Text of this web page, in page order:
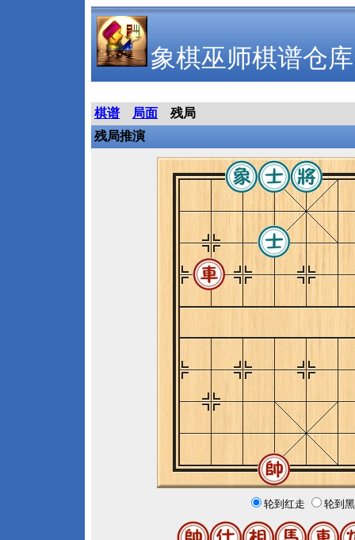
象棋巫师棋谱仓库
棋谱 局面
残局
残局推演
轮到红走 轮到